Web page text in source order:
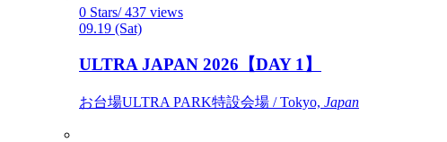
0 Stars/ 437 views
09.19 (Sat)
ULTRA JAPAN 2026【DAY 1】
お台場ULTRA PARK特設会場 / Tokyo, Japan